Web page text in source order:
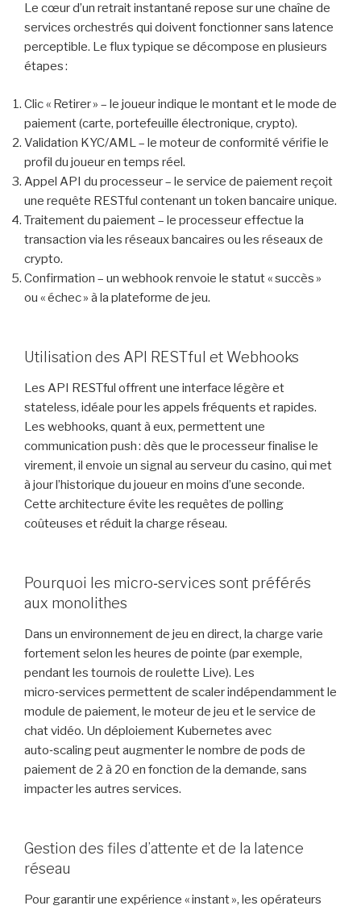
Le cœur d’un retrait instantané repose sur une chaîne de
services orchestrés qui doivent fonctionner sans latence
perceptible. Le flux typique se décompose en plusieurs
étapes :
Clic « Retirer » – le joueur indique le montant et le mode de
paiement (carte, portefeuille électronique, crypto).
Validation KYC/AML – le moteur de conformité vérifie le
profil du joueur en temps réel.
Appel API du processeur – le service de paiement reçoit
une requête RESTful contenant un token bancaire unique.
Traitement du paiement – le processeur effectue la
transaction via les réseaux bancaires ou les réseaux de
crypto.
Confirmation – un webhook renvoie le statut « succès »
ou « échec » à la plateforme de jeu.
Utilisation des API RESTful et Webhooks
Les API RESTful offrent une interface légère et
stateless, idéale pour les appels fréquents et rapides.
Les webhooks, quant à eux, permettent une
communication push : dès que le processeur finalise le
virement, il envoie un signal au serveur du casino, qui met
à jour l’historique du joueur en moins d’une seconde.
Cette architecture évite les requêtes de polling
coûteuses et réduit la charge réseau.
Pourquoi les micro‑services sont préférés
aux monolithes
Dans un environnement de jeu en direct, la charge varie
fortement selon les heures de pointe (par exemple,
pendant les tournois de roulette Live). Les
micro‑services permettent de scaler indépendamment le
module de paiement, le moteur de jeu et le service de
chat vidéo. Un déploiement Kubernetes avec
auto‑scaling peut augmenter le nombre de pods de
paiement de 2 à 20 en fonction de la demande, sans
impacter les autres services.
Gestion des files d’attente et de la latence
réseau
Pour garantir une expérience « instant », les opérateurs